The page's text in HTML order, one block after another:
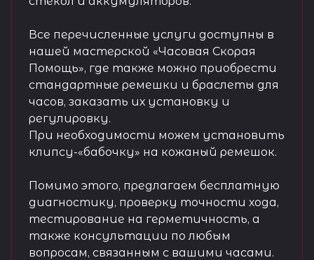
Все перечисленные услуги доступны в
нашей мастерской «Часовая Скорая
Помощь», где также можно приобрести
стандартные ремешки и браслеты для
часов, заказать их установку и
регулировку.
При необходимости можем установить
клипсу-«бабочку» на кожаный ремешок.
Помимо этого, предлагаем бесплатную
диагностику, проверку точности хода,
тестирование на герметичность, а
также консультации по любым
вопросам, связанным с вашими часами.